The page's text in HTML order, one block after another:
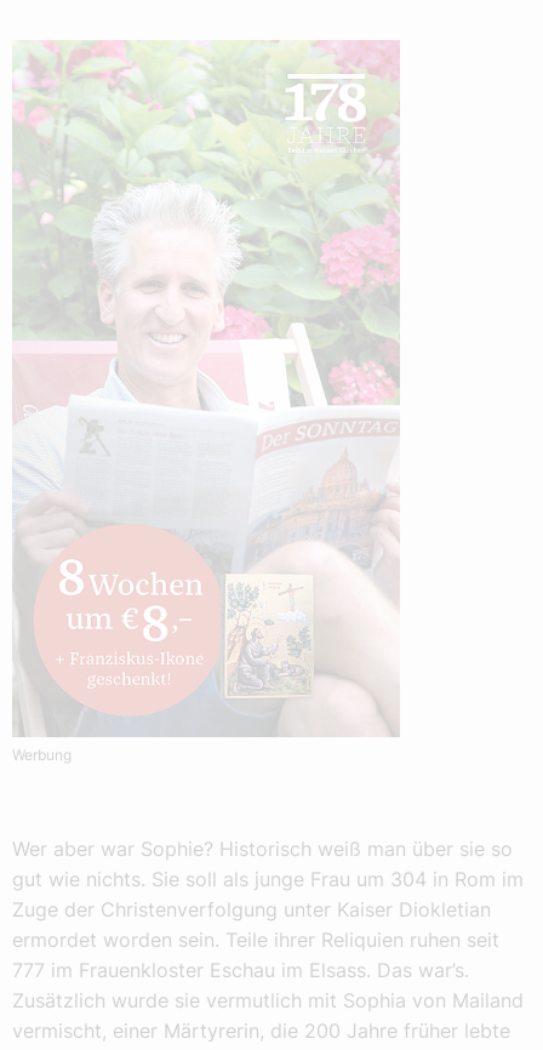
Werbung
Wer aber war Sophie? Historisch weiß man über sie so
gut wie nichts. Sie soll als junge Frau um 304 in Rom im
Zuge der Christenverfolgung unter Kaiser Diokletian
ermordet worden sein. Teile ihrer Reliquien ruhen seit
777 im Frauenkloster Eschau im Elsass. Das war’s.
Zusätzlich wurde sie vermutlich mit Sophia von Mailand
vermischt, einer Märtyrerin, die 200 Jahre früher lebte